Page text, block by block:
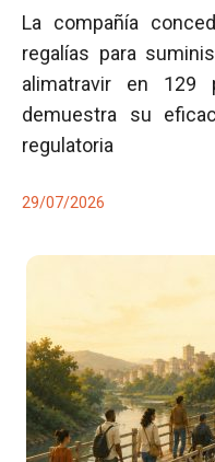
La compañía
regalías para
alimatravir en 129
demuestra su
regulatoria
29/07/2026